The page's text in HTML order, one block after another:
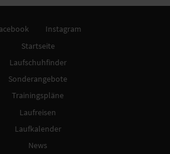
Instagram
Startseite
Laufschuhfinder
Sonderangebote
Trainingspläne
Laufreisen
Laufkalender
News